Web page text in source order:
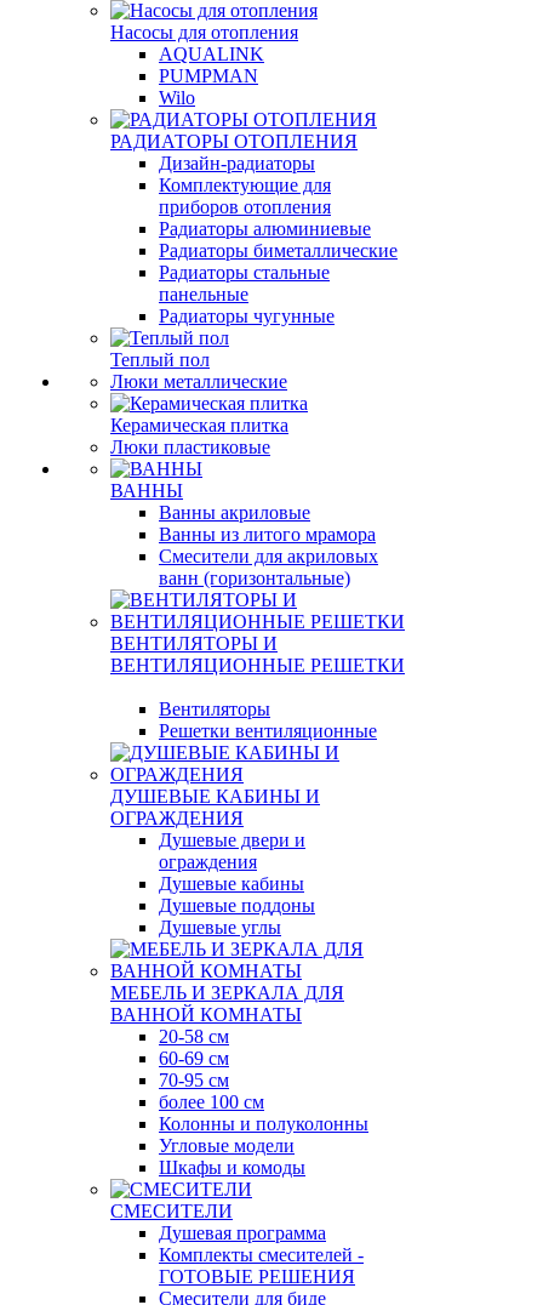
Насосы для отопления
AQUALINK
PUMPMAN
Wilo
РАДИАТОРЫ ОТОПЛЕНИЯ
Дизайн-радиаторы
Комплектующие для
приборов отопления
Радиаторы алюминиевые
Радиаторы биметаллические
Радиаторы стальные
панельные
Радиаторы чугунные
Теплый пол
Люки металлические
Керамическая плитка
Люки пластиковые
ВАННЫ
Ванны акриловые
Ванны из литого мрамора
Смесители для акриловых
ванн (горизонтальные)
ВЕНТИЛЯТОРЫ И
ВЕНТИЛЯЦИОННЫЕ РЕШЕТКИ
Вентиляторы
Решетки вентиляционные
ДУШЕВЫЕ КАБИНЫ И
ОГРАЖДЕНИЯ
Душевые двери и
ограждения
Душевые кабины
Душевые поддоны
Душевые углы
МЕБЕЛЬ И ЗЕРКАЛА ДЛЯ
ВАННОЙ КОМНАТЫ
20-58 см
60-69 см
70-95 см
более 100 см
Колонны и полуколонны
Угловые модели
Шкафы и комоды
СМЕСИТЕЛИ
Душевая программа
Комплекты смесителей -
ГОТОВЫЕ РЕШЕНИЯ
Смесители для биде